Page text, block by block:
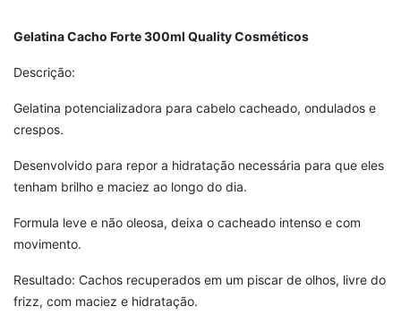
Gelatina Cacho Forte 300ml Quality Cosméticos
Descrição:
Gelatina potencializadora para cabelo cacheado, ondulados e
crespos.
Desenvolvido para repor a hidratação necessária para que eles
tenham brilho e maciez ao longo do dia.
Formula leve e não oleosa, deixa o cacheado intenso e com
movimento.
Resultado: Cachos recuperados em um piscar de olhos, livre do
frizz, com maciez e hidratação.